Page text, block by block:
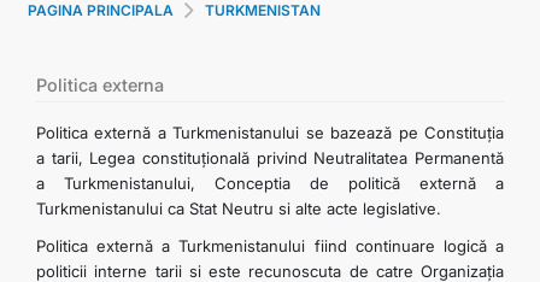
ACASA
ŞTIRI
SECTIA CONSULARA
PAGINA PRINCIPALA TURKMENISTAN
Politica externa
Politica externă a Turkmenistanului se bazează pe Constituția
a tarii, Legea constituțională privind Neutralitatea Permanentă
a Turkmenistanului, Conceptia de politică externă a
Turkmenistanului ca Stat Neutru si alte acte legislative.
Politica externă a Turkmenistanului fiind continuare logică a
politicii interne tarii si este recunoscuta de catre Organizația